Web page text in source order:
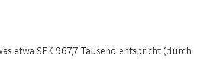
etwa SEK 967,7 Tausend entspricht (durch